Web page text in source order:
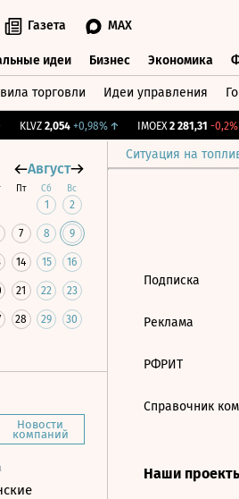
Газета MAX
идеи Бизнес Экономика
торговли Идеи управления
KLVZ 2,054 +0,98%↑ IMOEX 2 281,31 -0,2%
Ситуация на
Август
Пт Сб Вс
1 2
7 8 9
14 15 16
21 22 23
28 29 30
Новости
компаний
Подписка
Реклама
РФРИТ
Справочник
Наши